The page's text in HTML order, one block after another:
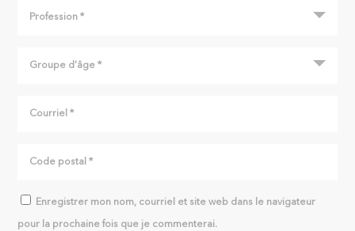
Enregistrer mon nom, courriel et site web dans le navigateur
pour la prochaine fois que je commenterai.